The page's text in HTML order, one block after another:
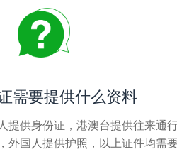
需要提供什么资料
提供身份证，港澳台提供往来通
外国人提供护照，以上证件均需